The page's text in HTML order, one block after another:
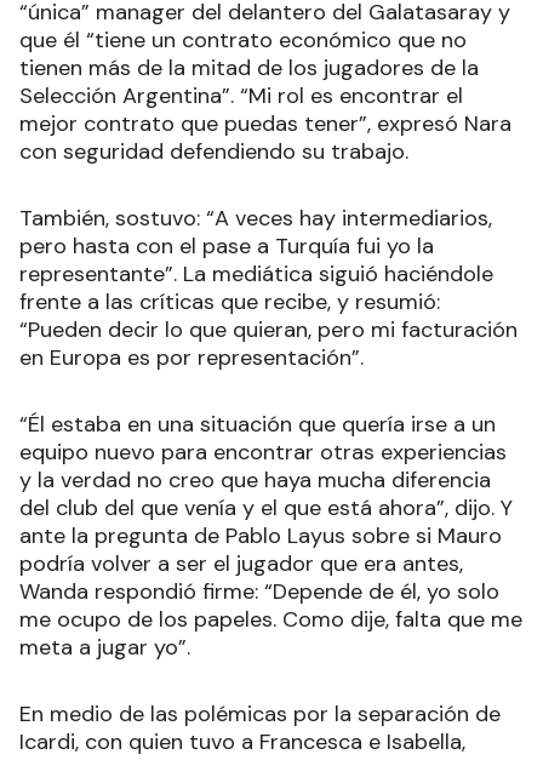
“única” manager del delantero del Galatasaray y
que él “tiene un contrato económico que no
tienen más de la mitad de los jugadores de la
Selección Argentina”. “Mi rol es encontrar el
mejor contrato que puedas tener”, expresó Nara
con seguridad defendiendo su trabajo.
También, sostuvo: “A veces hay intermediarios,
pero hasta con el pase a Turquía fui yo la
representante”. La mediática siguió haciéndole
frente a las críticas que recibe, y resumió:
“Pueden decir lo que quieran, pero mi facturación
en Europa es por representación”.
“Él estaba en una situación que quería irse a un
equipo nuevo para encontrar otras experiencias
y la verdad no creo que haya mucha diferencia
del club del que venía y el que está ahora”, dijo. Y
ante la pregunta de Pablo Layus sobre si Mauro
podría volver a ser el jugador que era antes,
Wanda respondió firme: “Depende de él, yo solo
me ocupo de los papeles. Como dije, falta que me
meta a jugar yo”.
En medio de las polémicas por la separación de
Icardi, con quien tuvo a Francesca e Isabella,